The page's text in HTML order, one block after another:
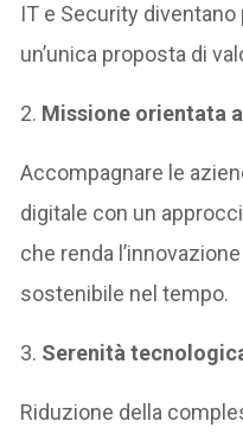
IT e Security
un’unica proposta di
2. Missione orientata
Accompagnare le
digitale con un
che renda
sostenibile nel tempo.
3. Serenità
Riduzione della